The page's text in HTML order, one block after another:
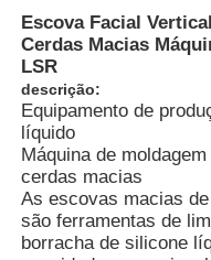
Casa
Escova Facial
Cerdas Macias
LSR
descrição:
Equipamento de
líquido
Máquina de
cerdas macias
As escovas macias
são ferramentas de
borracha de silicone